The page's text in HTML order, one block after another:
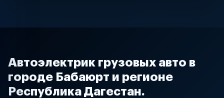
Автоэлектрик грузовых авто в
городе Бабаюрт и регионе
Республика Дагестан.